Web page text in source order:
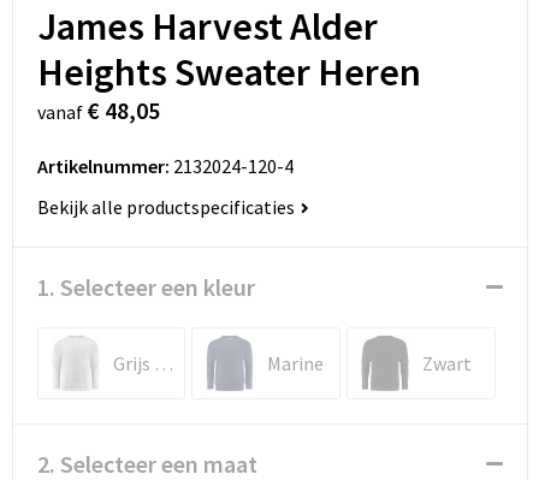
James Harvest Alder
Heights Sweater Heren
vanaf € 48,05
Artikelnummer: 2132024-120-4
Bekijk alle productspecificaties
1. Selecteer een kleur
Grijs Mêlée Marine Zwart
2. Selecteer een maat